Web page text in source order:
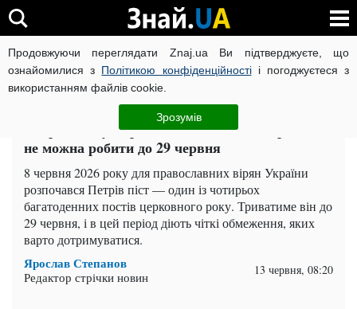
Продовжуючи переглядати Znaj.ua Ви підтверджуєте, що
ознайомилися з Політикою конфіденційностіі погоджуєтеся з
використанням файлів cookie.
Зрозумів
ВІЙНА РОСІЇ ПРОТИ УКРАЇНИ КОРОНАВІРУС В УКРАЇНІ
ЧИТАТЬ НА РУССКОМ
Петрів піст уже розпочався: що категорично
не можна робити до 29 червня
8 червня 2026 року для православних вірян України
розпочався Петрів піст — один із чотирьох
багатоденних постів церковного року. Триватиме він до
29 червня, і в цей період діють чіткі обмеження, яких
варто дотримуватися.
Ярослав Степанов
Редактор стрічки новин 13 червня, 08:20